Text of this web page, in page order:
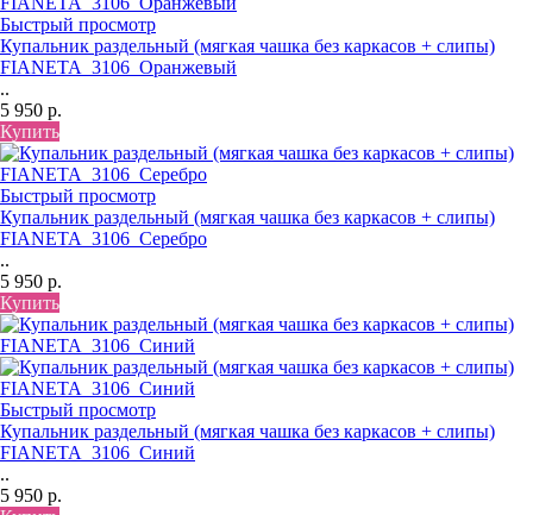
Быстрый просмотр
Купальник раздельный (мягкая чашка без каркасов + слипы)
FIANETA_3106_Оранжевый
..
5 950 р.
Купить
Быстрый просмотр
Купальник раздельный (мягкая чашка без каркасов + слипы)
FIANETA_3106_Серебро
..
5 950 р.
Купить
Быстрый просмотр
Купальник раздельный (мягкая чашка без каркасов + слипы)
FIANETA_3106_Синий
..
5 950 р.